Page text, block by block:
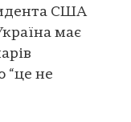
США
має
“це не